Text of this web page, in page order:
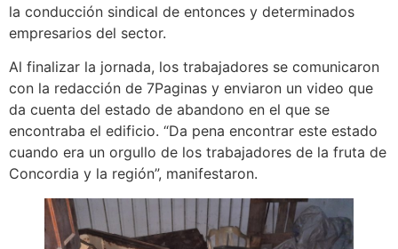
la conducción sindical de entonces y determinados
empresarios del sector.
Al finalizar la jornada, los trabajadores se comunicaron
con la redacción de 7Paginas y enviaron un video que
da cuenta del estado de abandono en el que se
encontraba el edificio. “Da pena encontrar este estado
cuando era un orgullo de los trabajadores de la fruta de
Concordia y la región”, manifestaron.